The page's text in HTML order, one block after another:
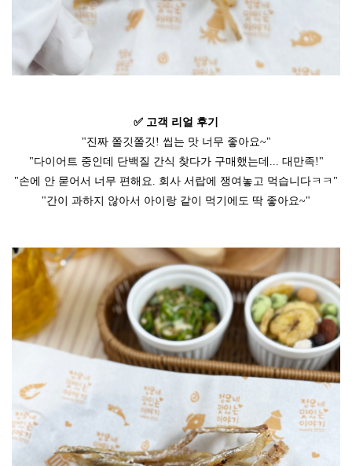
✅ 고객 리얼 후기
"진짜 쫄깃쫄깃 ! 씹는 맛 너무 좋아요~"
"다이어트 중인데 단백질 간식 찾다가 구매했는데 ... 대만족!"
"손에 안 묻어서 너무 편해요. 회사 서랍에 쟁여놓고 먹습니다ㅋㅋ "
"간이 과하지 않아서 아이랑 같이 먹기에도 딱 좋아요~"